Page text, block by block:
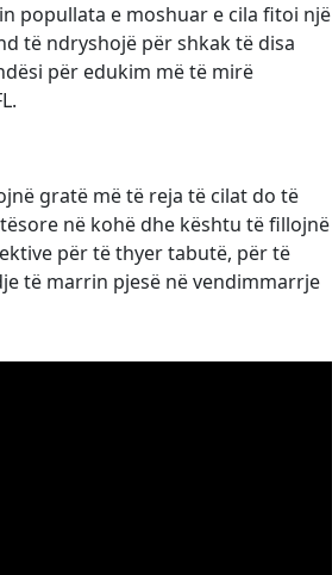
popullata e moshuar e cila fitoi një
të ndryshojë për shkak të disa
për edukim më të mirë
gratë më të reja të cilat do të
në kohë dhe kështu të fillojnë
për të thyer tabutë, për të
të marrin pjesë në vendimmarrje